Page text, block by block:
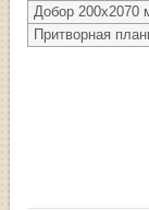
Добор 200х2070
Притворная